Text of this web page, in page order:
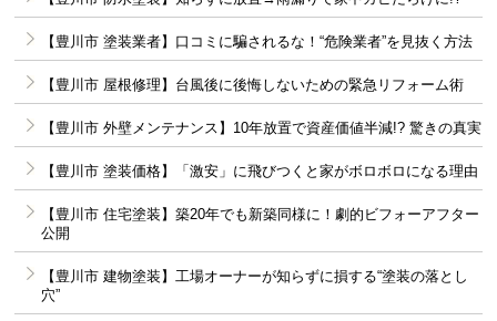
【豊川市 塗装業者】口コミに騙されるな！“危険業者”を見抜く方法
【豊川市 屋根修理】台風後に後悔しないための緊急リフォーム術
【豊川市 外壁メンテナンス】10年放置で資産価値半減!? 驚きの真実
【豊川市 塗装価格】「激安」に飛びつくと家がボロボロになる理由
【豊川市 住宅塗装】築20年でも新築同様に！劇的ビフォーアフター
公開
【豊川市 建物塗装】工場オーナーが知らずに損する“塗装の落とし
穴”